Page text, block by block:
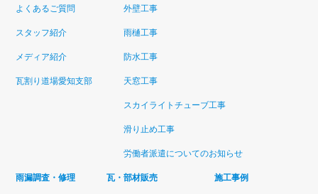
よくあるご質問
スタッフ紹介
メディア紹介
瓦割り道場愛知支部
外壁工事
雨樋工事
防水工事
天窓工事
スカイライトチューブ工事
滑り止め工事
労働者派遣についてのお知らせ
雨漏調査・修理 瓦・部材販売 施工事例